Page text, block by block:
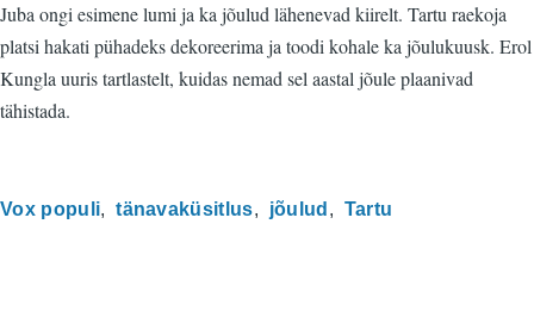
Juba ongi esimene lumi ja ka jõulud lähenevad kiirelt. Tartu raekoja
platsi hakati pühadeks dekoreerima ja toodi kohale ka jõulukuusk. Erol
Kungla uuris tartlastelt, kuidas nemad sel aastal jõule plaanivad
tähistada.
Vox populi tänavaküsitlus jõulud Tartu